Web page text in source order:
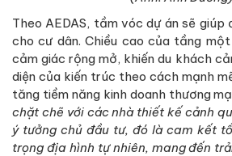
Theo AEDAS, tầm vóc dự án sẽ giúp
cho cư dân. Chiều cao của tầng
cảm giác rộng mở, khiến du khách
diện của kiến trúc theo cách mạnh
tăng tiềm năng kinh doanh thương
chặt chẽ với các nhà thiết kế cảnh
ý tưởng chủ đầu tư, đó là cam kết
trọng địa hình tự nhiên, mang đến